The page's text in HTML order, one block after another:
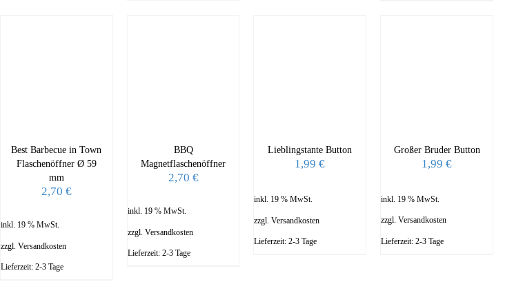
Best Barbecue in Town
Flaschenöffner Ø 59
mm
2,70 €
inkl. 19 % MwSt.
zzgl. Versandkosten
Lieferzeit: 2-3 Tage
BBQ
Magnetflaschenöffner
2,70 €
inkl. 19 % MwSt.
zzgl. Versandkosten
Lieferzeit: 2-3 Tage
Lieblingstante Button
1,99€
inkl. 19 % MwSt.
zzgl.Versandkosten
Lieferzeit:2-3 Tage
Großer Bruder Button
1,99€
inkl. 19 % MwSt.
zzgl.Versandkosten
Lieferzeit:2-3 Tage